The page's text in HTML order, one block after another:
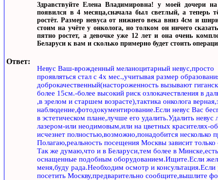
Здравствуйте Елена Владимировна! у моей дочери
появился в 4 месяца,сначала был светлый, а
ростёт. Размер невуса от нижнего века вниз 4см и
стоим на учёте у онколога, но толком он ничего
пятно ростет, а девочке уже 12 лет и она очень
Беларуси к вам и сколько примерно будет стоить
Ответ:
Невус Ваш-врожденный меланоцитарный невус,просто
проявляться стал с 4х мес.,учитывая размер
доброкачественный(настороженность вызывают
более 15см.-более высокий риск озлокачествления в
,в зрелом и старшем возрасте),тактика онколога
наблюдение,фотодокументирование.Если невус Вас
в эстетическом плане,лучше его удалить.Удалить невус
лазером-или неодимовым,или на цветных красителях-
исчезнет полностью,возможно,понадобится несколько
Полагаю,реальность посещения Москвы зависит только
Так же думаю,что и в Беларуси,тем более в
оснащенные подобным оборудованием.Ищите.Если
меня,буду рада.Необходим осмотр и
посетить Москву,предварительно сообщите,вышлите